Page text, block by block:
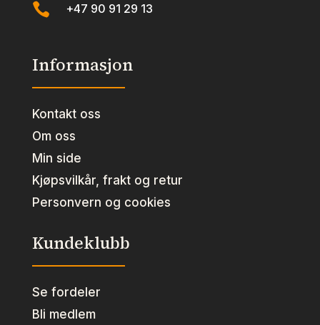
 +47 90 91 29 13
Informasjon
Kontakt oss
Om oss
Min side
Kjøpsvilkår, frakt og retur
Personvern og cookies
Kundeklubb
Se fordeler
Bli medlem